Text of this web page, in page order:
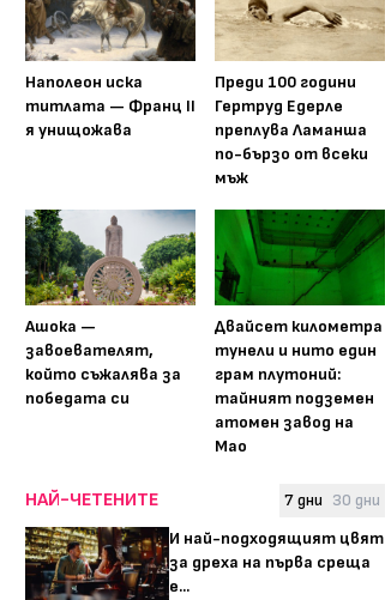
Наполеон иска
титлата — Франц II
я унищожава
Преди 100 години
Гертруд Едерле
преплува Ламанша
по-бързо от всеки
мъж
Ашока —
завоевателят,
който съжалява за
победата си
Двайсет километра
тунели и нито един
грам плутоний:
тайният подземен
атомен завод на
Мао
НАЙ-ЧЕТЕНИТЕ 7 дни 30 дни
И най-подходящият цвят
за дреха на първа среща
е...